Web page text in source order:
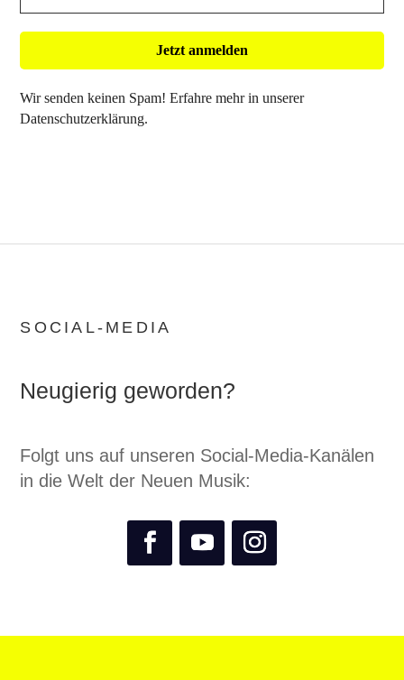
Wir senden keinen Spam! Erfahre mehr in unserer
Datenschutzerklärung.
SOCIAL-MEDIA
Neugierig geworden?
Folgt uns auf unseren Social-Media-Kanälen
in die Welt der Neuen Musik: